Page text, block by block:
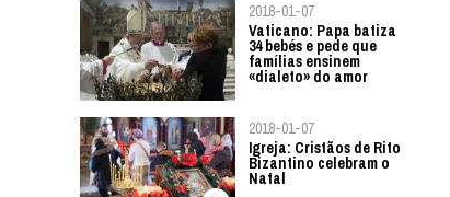
2018-01-07
Vaticano: Papa batiza
34 bebés e pede que
famílias ensinem
«dialeto» do amor
2018-01-07
Igreja: Cristãos de Rito
Bizantino celebram o
Natal